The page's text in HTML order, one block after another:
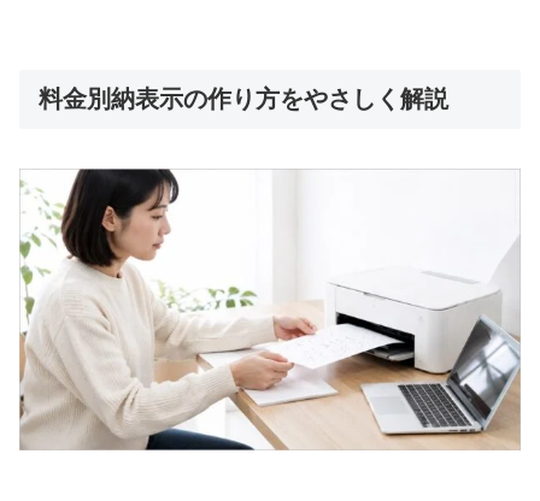
料金別納表示の作り方をやさしく解説